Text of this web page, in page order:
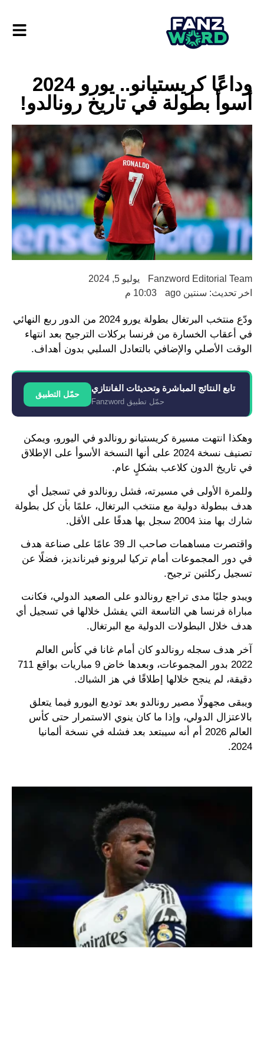
وداعًا كريستيانو.. يورو 2024
أسوأ بطولة في تاريخ رونالدو!
Fanzword Editorial Team
يوليو 5, 2024
اخر تحديث: سنتين ago
10:03 م
ودّع منتخب البرتغال بطولة يورو 2024 من الدور ربع النهائي
في أعقاب الخسارة من فرنسا بركلات الترجيح بعد انتهاء
الوقت الأصلي والإضافي بالتعادل السلبي بدون أهداف.
تابع النتائج المباشرة وتحديثات الفانتازي
حمّل تطبيق Fanzword
حمّل التطبيق
وهكذا انتهت مسيرة كريستيانو رونالدو في اليورو، ويمكن
تصنيف نسخة 2024 على أنها النسخة الأسوأ على الإطلاق
في تاريخ الدون كلاعب بشكلٍ عام.
وللمرة الأولى في مسيرته، فشل رونالدو في تسجيل أي
هدف ببطولة دولية مع منتخب البرتغال، علمًا بأن كل بطولة
شارك بها منذ 2004 سجل بها هدفًا على الأقل.
واقتصرت مساهمات صاحب الـ 39 عامًا على صناعة هدف
في دور المجموعات أمام تركيا لبرونو فيرنانديز، فضلًا عن
تسجيل ركلتين ترجيح.
ويبدو جليًا مدى تراجع رونالدو على الصعيد الدولي، فكانت
مباراة فرنسا هي التاسعة التي يفشل خلالها في تسجيل أي
هدف خلال البطولات الدولية مع البرتغال.
آخر هدف سجله رونالدو كان أمام غانا في كأس العالم
2022 بدور المجموعات، وبعدها خاض 9 مباريات بواقع 711
دقيقة، لم ينجح خلالها إطلاقًا في هز الشباك.
ويبقى مجهولًا مصير رونالدو بعد توديع اليورو فيما يتعلق
بالاعتزال الدولي، وإذا ما كان ينوي الاستمرار حتى كأس
العالم 2026 أم أنه سيبتعد بعد فشله في نسخة ألمانيا
2024.